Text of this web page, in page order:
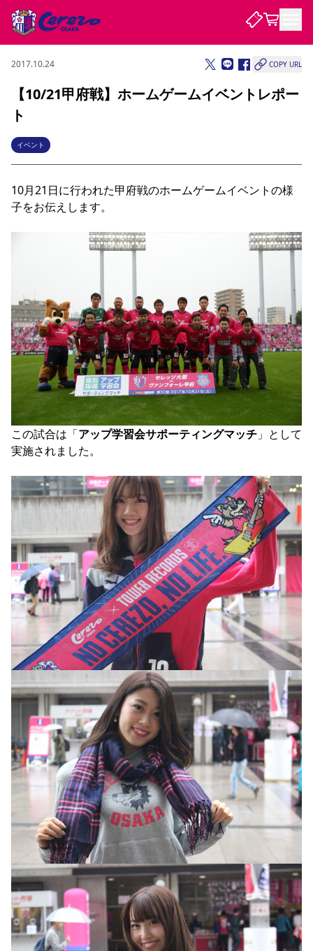
試合・チーム
試合日程 / 結果
チームについて
選手・スタッフ スケジュール メディア情報 アクセス
レディース
アカデミー
ハナサカプレーヤー
観戦する
チケット
チケット情報 販売スケジュール 価格・席種 購入方法
シーズンシート
法人シーズンシート
特定興行入場券
譲渡サービス
スタジアム
YANMAR HANASAKA STADIUM
DAZNで観戦
DAZNで観戦
アウェイツアー
アウェイツアー
よくある質問
よくある質問
クラブを知る
セレッソ大阪について
シーズン記録
サポートスタッフ
セレッソアイデアちょうだいな
応援商店街
Lise（ライセンスビジネス）
サステナビリティ
サステナビリティポリシー SDGsのゴール インパクトレポート
活動レポート
SPORT POSITIVE LEAGUES 取り組み実績
スポーツクラブ
スポーツクラブ
関連団体/施設
セレッソスポーツパーク舞洲 YANMAR HANASAKA STADIUM
セレッソ大阪アカデミー 子供のサッカースクール
大人のサッカースクール
その他スポーツクラブ
ファンクラブ
まいセレチケット
会員規定 婚姻届・出生届・命名書
ニュース
すべて チーム グッズ チケット イベント ファンクラブ
ホームタウン パートナー スポーツクラブ メディア 30周年
レディース
アカデミー
2017.10.24 COPY URL
【10/21甲府戦】ホームゲームイベントレポー
ト
イベント
10月21日に行われた甲府戦のホームゲームイベントの様
子をお伝えします。
この試合は「アップ学習会サポーティングマッチ 」として
実施されました。